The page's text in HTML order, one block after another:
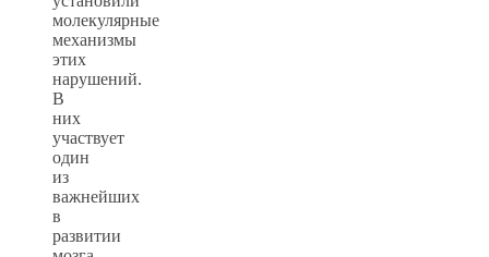
молекулярные
механизмы
этих
нарушений.
В
них
участвует
один
из
важнейших
в
развитии